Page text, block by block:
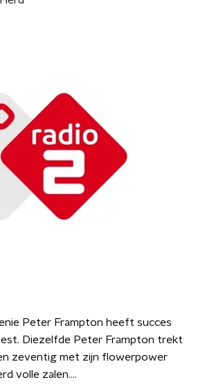
Peter Frampton heeft succes
Diezelfde Peter Frampton trekt
zeventig met zijn flowerpower
volle zalen....